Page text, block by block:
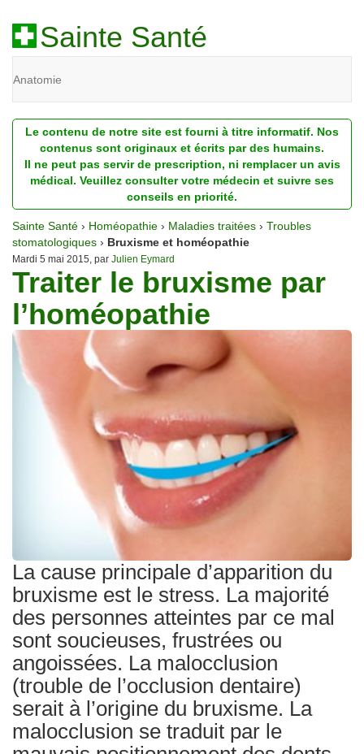
Sainte Santé
Anatomie
Diagnostic
Dossiers
Homéopathie
Nutrition
Pathologie
Psychologie
Recherches
Traitements
Le contenu de notre site est fourni à titre informatif. Nos
contenus sont originaux et écrits par des humains.
Il ne peut pas servir de prescription, ni remplacer un avis
médical. Veuillez consulter votre médecin et suivre ses
conseils en priorité.
Sainte Santé › Homéopathie › Maladies traitées › Troubles
stomatologiques › Bruxisme et homéopathie
Mardi 5 mai 2015, par Julien Eymard
Traiter le bruxisme par
l’homéopathie
La cause principale d’apparition du
bruxisme est le stress. La majorité
des personnes atteintes par ce mal
sont soucieuses, frustrées ou
angoissées. La malocclusion
(trouble de l’occlusion dentaire)
serait à l’origine du bruxisme. La
malocclusion se traduit par le